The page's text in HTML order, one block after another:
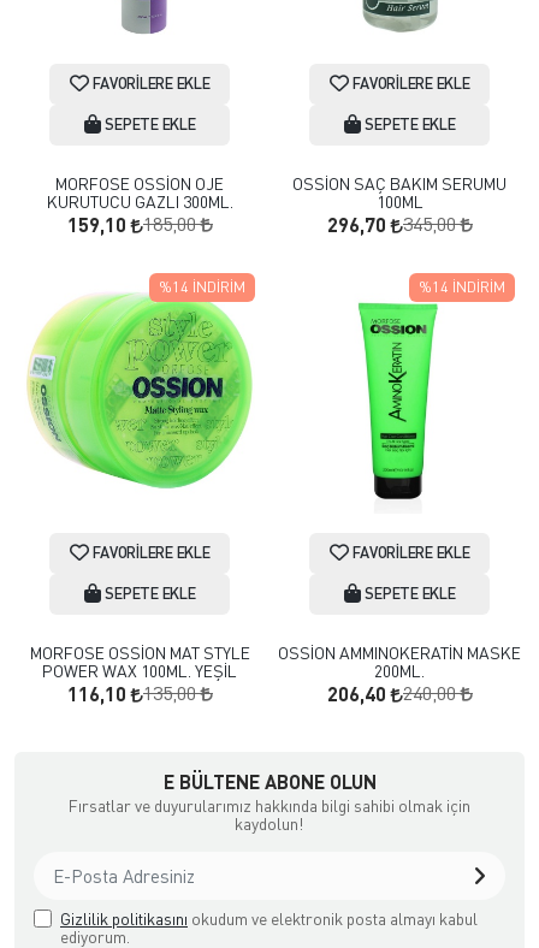
FAVORILERE EKLE
SEPETE EKLE
MORFOSE OSSİON OJE
KURUTUCU GAZLI 300ML.
159,10 185,00
FAVORILERE EKLE
SEPETE EKLE
OSSİON SAÇ BAKIM SERUMU
100ML
296,70 345,00
FAVORILERE EKLE
SEPETE EKLE
MORFOSE OSSİON MAT STYLE
POWER WAX 100ML. YEŞİL
116,10 135,00
%14 İNDIRIM
FAVORILERE EKLE
SEPETE EKLE
OSSİON AMMINOKERATİN MASKE
200ML.
206,40 240,00
%14 İNDIRIM
E BÜLTENE ABONE OLUN
Fırsatlar ve duyurularımız hakkında bilgi sahibi olmak için
kaydolun!
Gizlilik politikasını okudum ve elektronik posta almayı kabul
ediyorum.